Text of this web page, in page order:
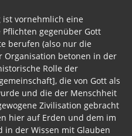
vornehmlich eine
gegenüber Gott
berufen (also nur die
betonen in der
Rolle der
die von Gott als
und die der Menschheit
Zivilisation gebracht
hier auf Erden und dem im
in der Wissen mit Glauben